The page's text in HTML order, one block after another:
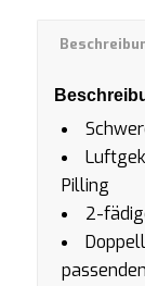
Pilling
2-